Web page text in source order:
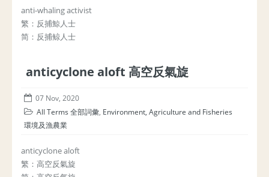
anti-whaling activist
繁：反捕鯨人士
简：反捕鲸人士
anticyclone aloft 高空反氣旋
07 Nov, 2020
All Terms 全部詞彙, Environment, Agriculture and Fisheries
環境及漁農業
anticyclone aloft
繁：高空反氣旋